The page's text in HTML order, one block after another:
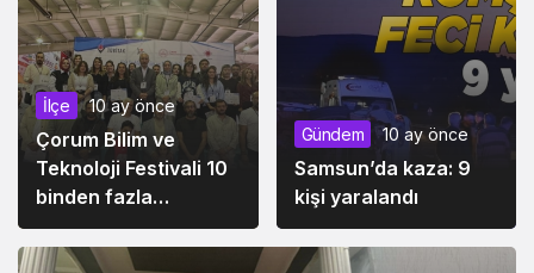
İlçe 10 ay önce
Çorum Bilim ve
Teknoloji Festivali 10
binden fazla
ziyaretçiyi ağırladı
Gündem 10 ay önce
Samsun’da kaza: 9
kişi yaralandı